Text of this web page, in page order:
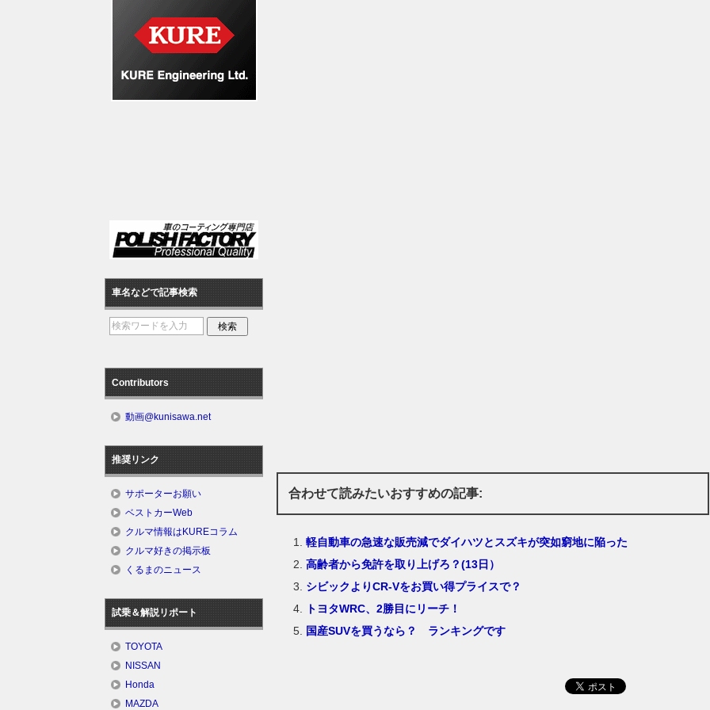
合わせて読みたいおすすめの記事:
軽自動車の急速な販売減でダイハツとスズキが突如窮地に陥った
高齢者から免許を取り上げろ？(13日）
シビックよりCR-Vをお買い得プライスで？
トヨタWRC、2勝目にリーチ！
国産SUVを買うなら？ ランキングです
車名などで記事検索
Contributors
動画@kunisawa.net
推奨リンク
サポーターお願い
ベストカーWeb
クルマ情報はKUREコラム
クルマ好きの掲示板
くるまのニュース
試乗＆解説リポート
TOYOTA
NISSAN
Honda
MAZDA